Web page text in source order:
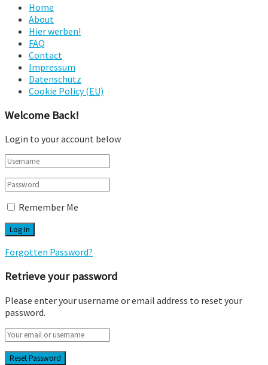
Home
About
Hier werben!
FAQ
Contact
Impressum
Datenschutz
Cookie Policy (EU)
Welcome Back!
Login to your account below
Remember Me
Forgotten Password?
Retrieve your password
Please enter your username or email address to reset your
password.